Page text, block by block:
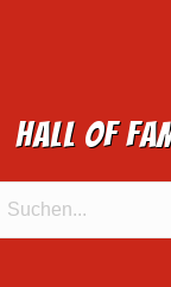
Hall of